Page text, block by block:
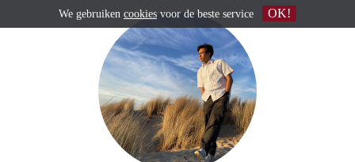
We gebruiken cookies voor de beste service OK!